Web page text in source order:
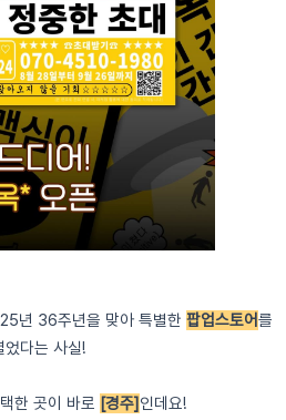
년 36주년을 맞아 특별한 팝업스토어를
었다는 사실!
한 곳이 바로 [경주]인데요!